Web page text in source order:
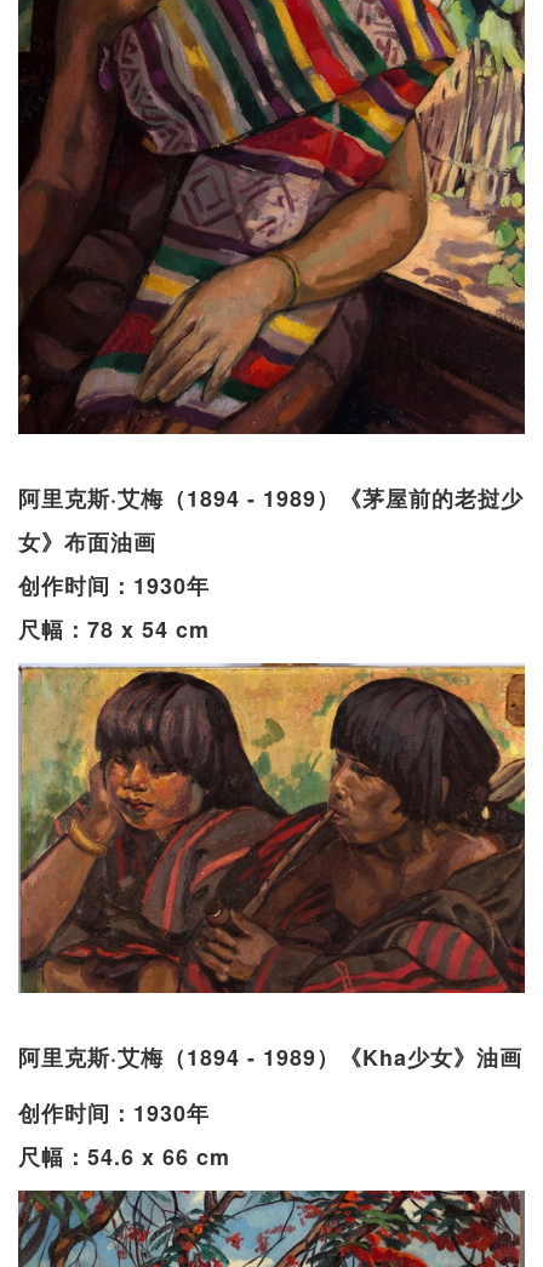
阿里克斯·艾梅（1894 - 1989）《茅屋前的老挝少
女》布面油画
创作时间：1930年
尺幅：78 x 54 cm
阿里克斯·艾梅（1894 - 1989）《Kha少女》油画
创作时间：1930年
尺幅：54.6 x 66 cm